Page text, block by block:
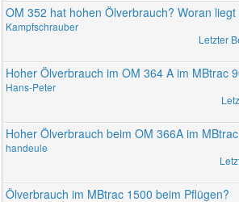
OM 352 hat hohen Ölverbrauch? Woran liegt
Kampfschrauber
Letzter
Hoher Ölverbrauch im OM 364 A im MBtrac
Hans-Peter
Hoher Ölverbrauch beim OM 366A im
handeule
Ölverbrauch im MBtrac 1500 beim Pflügen?